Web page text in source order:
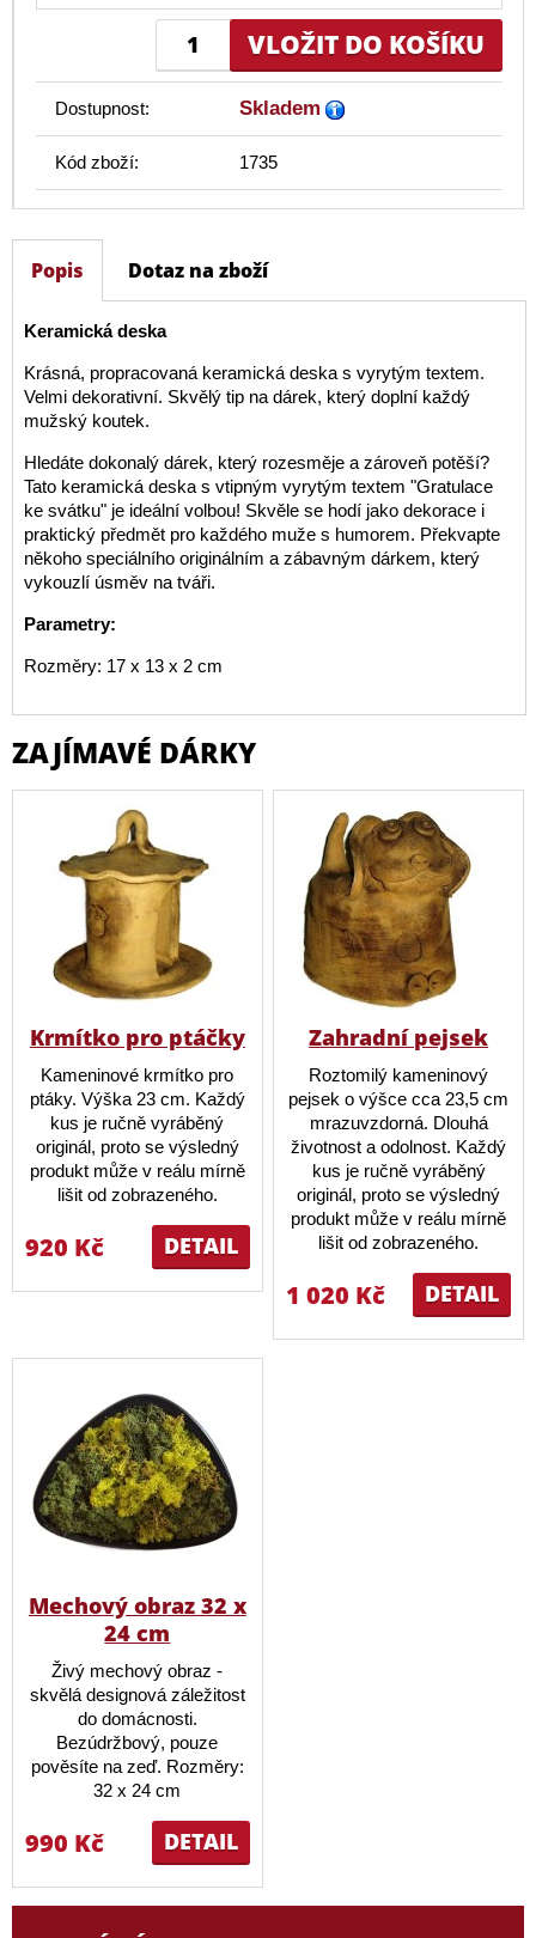
Dostupnost: Skladem
Kód zboží: 1735
Popis Dotaz na zboží
Keramická deska
Krásná, propracovaná keramická deska s vyrytým textem.
Velmi dekorativní. Skvělý tip na dárek, který doplní každý
mužský koutek.
Hledáte dokonalý dárek, který rozesměje a zároveň potěší?
Tato keramická deska s vtipným vyrytým textem "Gratulace
ke svátku" je ideální volbou! Skvěle se hodí jako dekorace i
praktický předmět pro každého muže s humorem. Překvapte
někoho speciálního originálním a zábavným dárkem, který
vykouzlí úsměv na tváři.
Parametry:
Rozměry: 17 x 13 x 2 cm
ZAJÍMAVÉ DÁRKY
Krmítko pro ptáčky
Kameninové krmítko pro
ptáky. Výška 23 cm. Každý
kus je ručně vyráběný
originál, proto se výsledný
produkt může v reálu mírně
lišit od zobrazeného.
DETAIL
920 Kč
Zahradní pejsek
Roztomilý kameninový
pejsek o výšce cca 23,5 cm
mrazuvzdorná. Dlouhá
životnost a odolnost. Každý
kus je ručně vyráběný
originál, proto se výsledný
produkt může v reálu mírně
lišit od zobrazeného.
DETAIL
1 020 Kč
Mechový obraz 32 x
24 cm
Živý mechový obraz -
skvělá designová záležitost
do domácnosti.
Bezúdržbový, pouze
pověsíte na zeď. Rozměry:
32 x 24 cm
DETAIL
990 Kč